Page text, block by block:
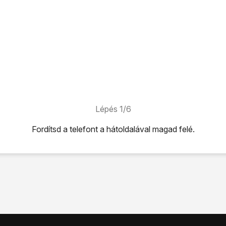
Lépés 1/6
Fordítsd a telefont a hátoldalával magad felé.
le a hátlapot.